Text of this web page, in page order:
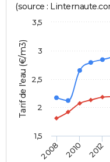
Tarif de l'eau (€/m3)
(source :
2008 2010 2012
1,5
2
2,5
3
3,5